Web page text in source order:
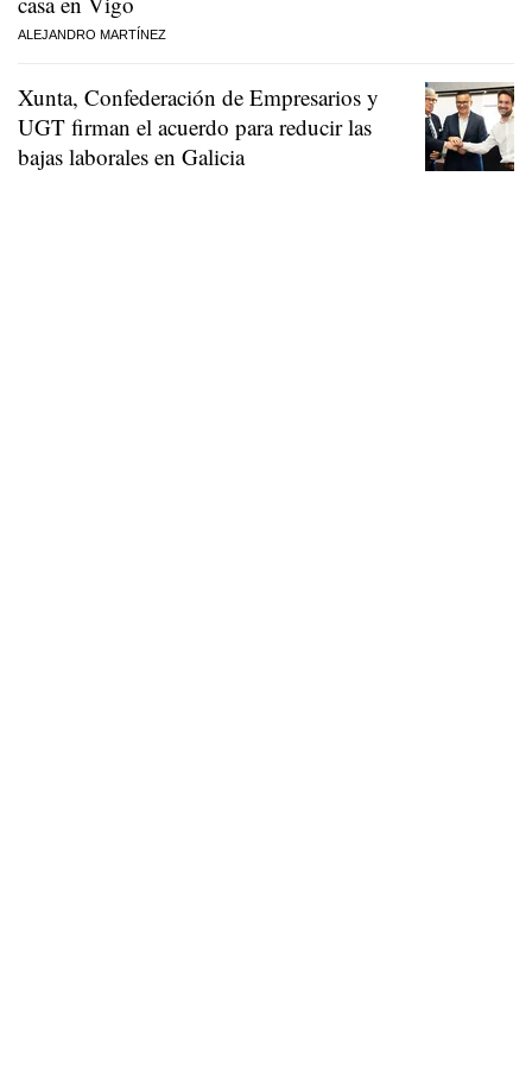
ALEJANDRO MARTÍNEZ
Xunta, Confederación de Empresarios y
UGT firman el acuerdo para reducir las
bajas laborales en Galicia